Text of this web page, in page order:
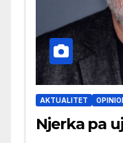
AKTUALITET
Njerka pa